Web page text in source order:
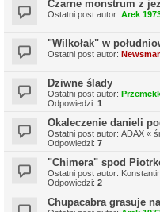
Czarne monstrum z
Ostatni post autor: Arek
"Wilkołak" w
Ostatni post autor:
Dziwne ślady
Ostatni post autor:
Odpowiedzi: 1
Okaleczenie danieli
Ostatni post autor: ADAX «
Odpowiedzi: 7
"Chimera" spod
Ostatni post autor:
Odpowiedzi: 2
Chupacabra grasuje